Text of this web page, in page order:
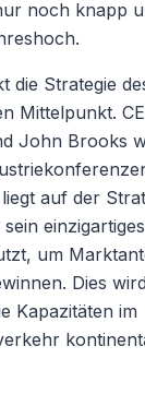
noch knapp
die Strategie
Mittelpunkt.
John Brooks
auf der
um
Dies
Kapazitäten im